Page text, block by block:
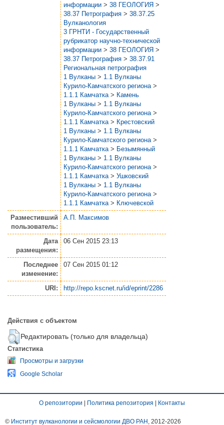
информации > 38 ГЕОЛОГИЯ >
38.37 Петрография > 38.37.25
Вулканология
3 ГРНТИ - Государственный
рубрикатор научно-технической
информации > 38 ГЕОЛОГИЯ >
38.37 Петрография > 38.37.91
Региональная петрография
1 Вулканы > 1.1 Вулканы
Курило-Камчатского региона >
1.1.1 Камчатка > Камень
1 Вулканы > 1.1 Вулканы
Курило-Камчатского региона >
1.1.1 Камчатка > Крестовский
1 Вулканы > 1.1 Вулканы
Курило-Камчатского региона >
1.1.1 Камчатка > Безымянный
1 Вулканы > 1.1 Вулканы
Курило-Камчатского региона >
1.1.1 Камчатка > Ушковский
1 Вулканы > 1.1 Вулканы
Курило-Камчатского региона >
1.1.1 Камчатка > Ключевской
Разместивший
пользователь:
А.П. Максимов
Дата
размещения:
06 Сен 2015 23:13
Последнее
изменение:
07 Сен 2015 01:12
URI: http://repo.kscnet.ru/id/eprint/2286
Действия с объектом
Редактировать (только для владельца)
Статистика
Просмотры и загрузки
Google Scholar
О репозитории | Политика репозитория | Контакты
© Институт вулканологии и сейсмологии ДВО РАН , 2012-2026